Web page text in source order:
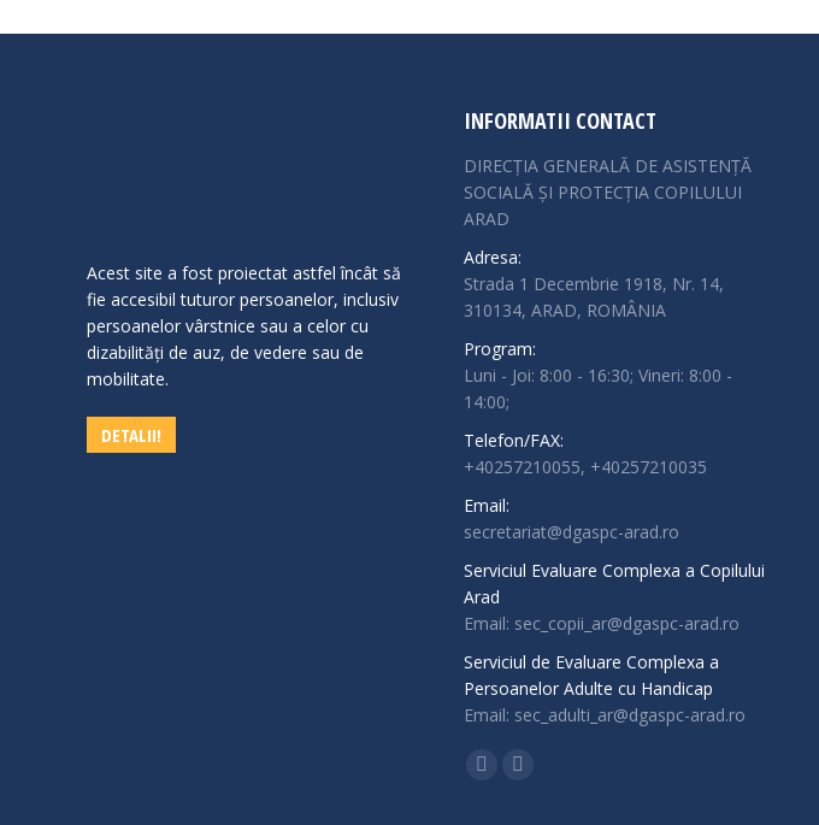
Acest site a fost proiectat astfel încât să
fie accesibil tuturor persoanelor, inclusiv
persoanelor vârstnice sau a celor cu
dizabilităţi de auz, de vedere sau de
mobilitate.
DETALII!
INFORMATII CONTACT
DIRECȚIA GENERALĂ DE ASISTENȚĂ
SOCIALĂ ȘI PROTECȚIA COPILULUI
ARAD
Adresa:
Strada 1 Decembrie 1918, Nr. 14,
310134, ARAD, ROMÂNIA
Program:
Luni - Joi: 8:00 - 16:30; Vineri: 8:00 -
14:00;
Telefon/FAX:
+40257210055, +40257210035
Email:
secretariat@dgaspc-arad.ro
Serviciul Evaluare Complexa a Copilului
Arad
Email: sec_copii_ar@dgaspc-arad.ro
Serviciul de Evaluare Complexa a
Persoanelor Adulte cu Handicap
Email: sec_adulti_ar@dgaspc-arad.ro
Find us on: